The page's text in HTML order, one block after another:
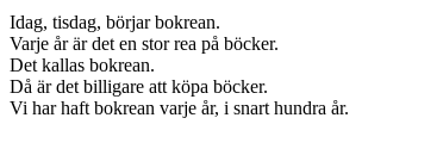
Idag, tisdag, börjar bokrean.
Varje år är det en stor rea på böcker.
Det kallas bokrean.
Då är det billigare att köpa böcker.
Vi har haft bokrean varje år, i snart hundra år.